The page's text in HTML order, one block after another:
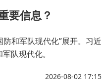
要信息？
和军队现代化”展开。习近
队现代化。
2026-08-02 17:15